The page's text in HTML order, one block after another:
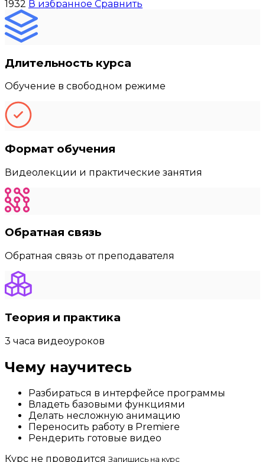
1932 В избранное Сравнить
Длительность курса
Обучение в свободном режиме
Формат обучения
Видеолекции и практические занятия
Обратная связь
Обратная связь от преподавателя
Теория и практика
3 часа видеоуроков
Чему научитесь
Разбираться в интерфейсе программы
Владеть базовыми функциями
Делать несложную анимацию
Переносить работу в Premiere
Рендерить готовые видео
Курс не проводится Запишись на курс